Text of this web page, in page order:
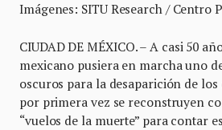
Imágenes: SITU Research / Centro
CIUDAD DE MÉXICO. – A casi 50
mexicano pusiera en marcha uno
oscuros para la desaparición de
por primera vez se reconstruyen
“vuelos de la muerte” para contar